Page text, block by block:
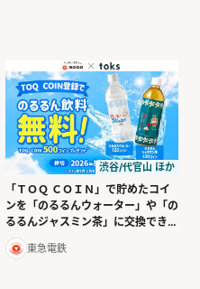
渋谷/代官山 ほか
「ＴＯＱ ＣＯＩＮ」で貯めたコイ
ンを「のるるんウォーター」や「の
るるんジャスミン茶」に交換できま
す！
東急電鉄